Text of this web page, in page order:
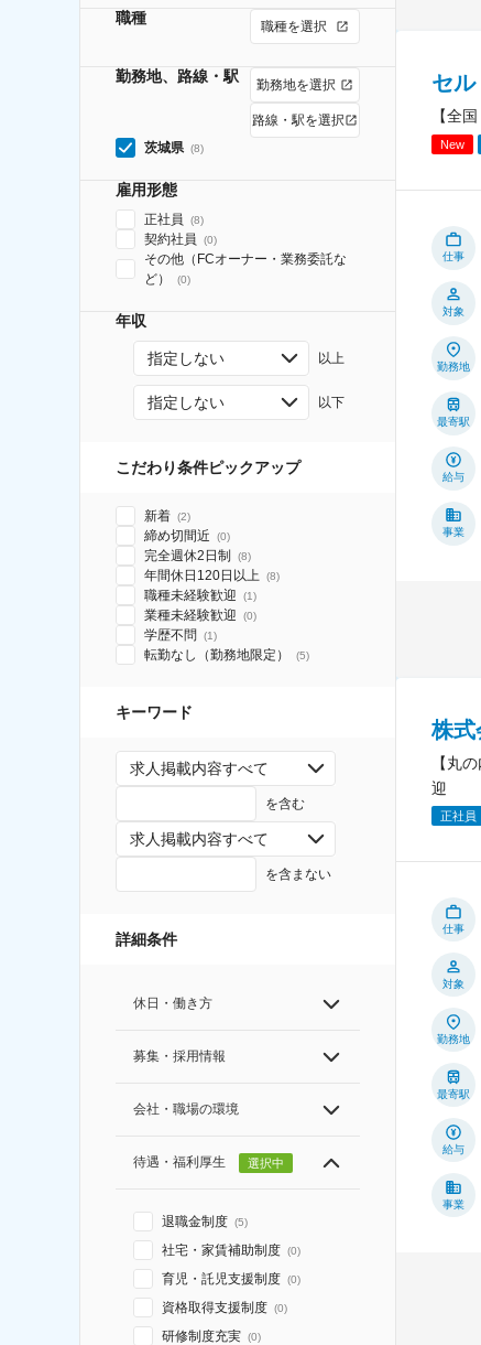
職種 職種を選択
勤務地、路線・駅 勤務地を選択
路線・駅を選択
茨城県 (8)
雇用形態
正社員 (8)
契約社員 (0)
その他（FCオーナー・業務委託な
ど）
(0)
年収
指定しない 以上
指定しない 以下
こだわり条件ピックアップ
新着 (2)
締め切間近 (0)
完全週休2日制 (8)
年間休日120日以上 (8)
職種未経験歓迎 (1)
業種未経験歓迎 (0)
学歴不問 (1)
転勤なし（勤務地限定） (5)
キーワード
求人掲載内容すべて
を含む
求人掲載内容すべて
を含まない
詳細条件
休日・働き方
募集・採用情報
会社・職場の環境
待遇・福利厚生 選択中
退職金制度 (5)
社宅・家賃補助制度 (0)
育児・託児支援制度 (0)
資格取得支援制度 (0)
研修制度充実 (0)
セ
【全
New
仕事
対象
勤務地
最寄駅
給与
事業
株式
【丸
迎
正社員
仕事
対象
勤務地
最寄駅
給与
事業